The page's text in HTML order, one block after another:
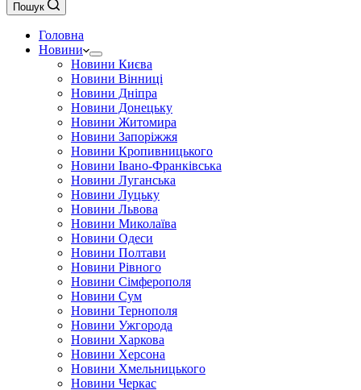
Пошук
Головна
Новини
Новини Києва
Новини Вінниці
Новини Дніпра
Новини Донецьку
Новини Житомира
Новини Запоріжжя
Новини Кропивницького
Новини Івано-Франківська
Новини Луганська
Новини Луцьку
Новини Львова
Новини Миколаїва
Новини Одеси
Новини Полтави
Новини Рівного
Новини Сімферополя
Новини Сум
Новини Тернополя
Новини Ужгорода
Новини Харкова
Новини Херсона
Новини Хмельницького
Новини Черкас